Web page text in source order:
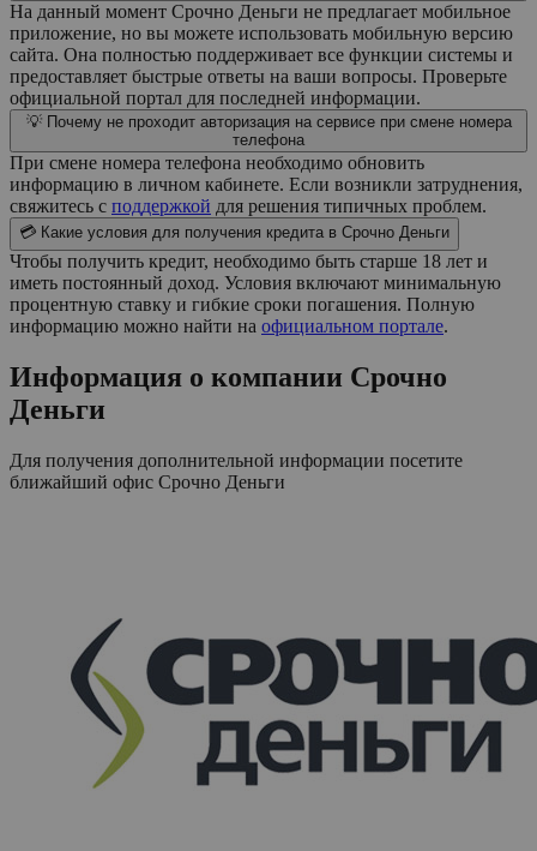
На данный момент Срочно Деньги не предлагает мобильное
приложение, но вы можете использовать мобильную версию
сайта. Она полностью поддерживает все функции системы и
предоставляет быстрые ответы на ваши вопросы. Проверьте
официальной портал для последней информации.
💡 Почему не проходит авторизация на сервисе при смене номера
телефона
При смене номера телефона необходимо обновить
информацию в личном кабинете. Если возникли затруднения,
свяжитесь с поддержкой для решения типичных проблем.
💳 Какие условия для получения кредита в Срочно Деньги
Чтобы получить кредит, необходимо быть старше 18 лет и
иметь постоянный доход. Условия включают минимальную
процентную ставку и гибкие сроки погашения. Полную
информацию можно найти на официальном портале.
Информация о компании Срочно
Деньги
Для получения дополнительной информации посетите
ближайший офис Срочно Деньги